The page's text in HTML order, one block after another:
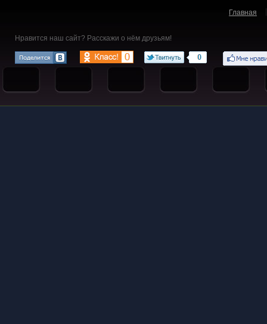
Главная
Нравится наш сайт? Расскажи о нём друзьям!